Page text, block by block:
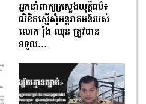
អ្នកនាំពាក្យក្រសួងយុត្តិធម៌៖
លិខិតស្នើសុំអន្តរាគមន៍របស់
លោក រ៉ុង ឈុន ត្រូវបាន
ទទួល…